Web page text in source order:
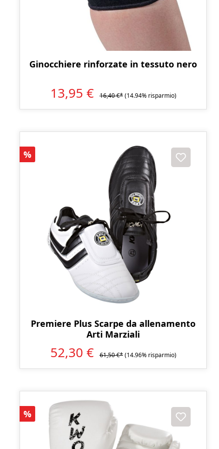
Ginocchiere rinforzate in tessuto nero
13,95 € 16,40 €* (14.94% risparmio)
Sconto
%
Premiere Plus Scarpe da allenamento
Arti Marziali
52,30 € 61,50 €* (14.96% risparmio)
Sconto
%